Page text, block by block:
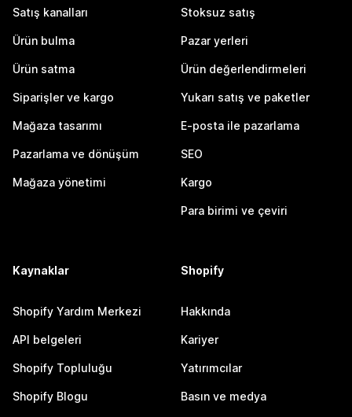
Satış kanalları
Ürün bulma
Ürün satma
Siparişler ve kargo
Mağaza tasarımı
Pazarlama ve dönüşüm
Mağaza yönetimi
Stoksuz satış
Pazar yerleri
Ürün değerlendirmeleri
Yukarı satış ve paketler
E-posta ile pazarlama
SEO
Kargo
Para birimi ve çeviri
Kaynaklar
Shopify Yardım Merkezi
API belgeleri
Shopify Topluluğu
Shopify Blogu
Shopify
Hakkında
Kariyer
Yatırımcılar
Basın ve medya